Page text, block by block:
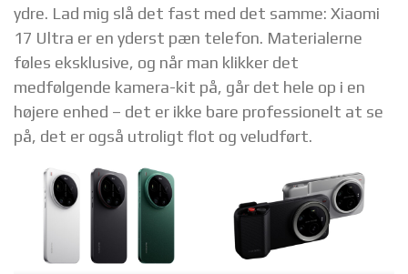
ydre. Lad mig slå det fast med det samme: Xiaomi
17 Ultra er en yderst pæn telefon. Materialerne
føles eksklusive, og når man klikker det
medfølgende kamera-kit på, går det hele op i en
højere enhed – det er ikke bare professionelt at se
på, det er også utroligt flot og veludført.